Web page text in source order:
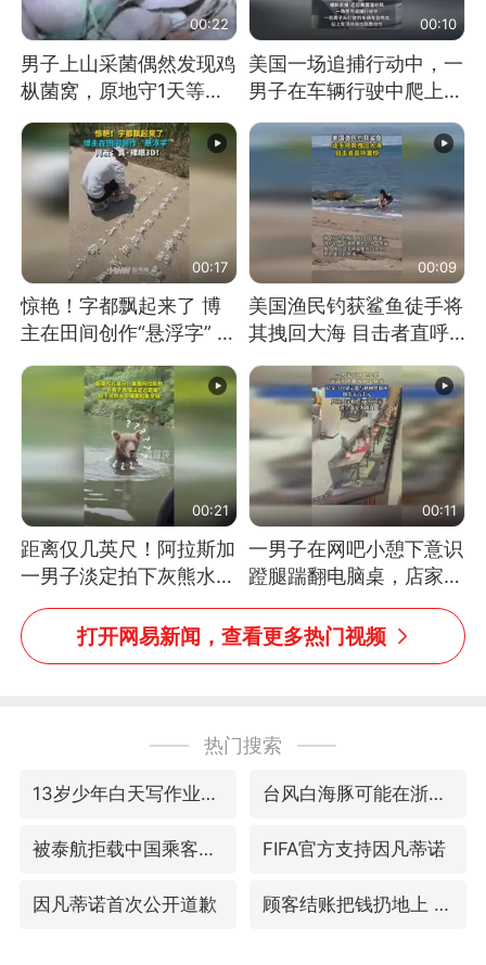
00:22
男子上山采菌偶然发现鸡
枞菌窝，原地守1天等它
长大：挖了140多朵
00:10
美国一场追捕行动中，一
男子在车辆行驶中爬上车
顶跳舞。（新京报）
00:17
惊艳！字都飘起来了 博
主在田间创作“悬浮字” 网
友：真·裸眼3D！
00:09
美国渔民钓获鲨鱼徒手将
其拽回大海 目击者直呼
震惊 （视频来源：参考
消息）
00:21
距离仅几英尺！阿拉斯加
一男子淡定拍下灰熊水中
捕食鲑鱼全程
00:11
一男子在网吧小憩下意识
蹬腿踹翻电脑桌，店家3
台显示器与机械臂损坏
打开网易新闻，查看更多热门视频
热门搜索
13岁少年白天写作业晚上夜市炒粉 台风白海豚可能在浙江登陆
被泰航拒载中国乘客：免费改签没兑现 FIFA官方支持因凡蒂诺
因凡蒂诺首次公开道歉 顾客结账把钱扔地上 服务员霸气扔回